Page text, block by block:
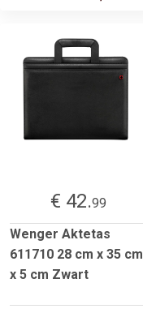
€ 42.99
Wenger Aktetas
611710 28 cm x 35 cm
x 5 cm Zwart